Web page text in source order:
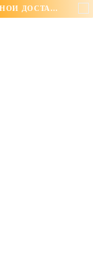
СЕРЬГИ НА АЛИЭКСПРЕСС С БЕСПЛАТНОЙ ДОСТАВКОЙ